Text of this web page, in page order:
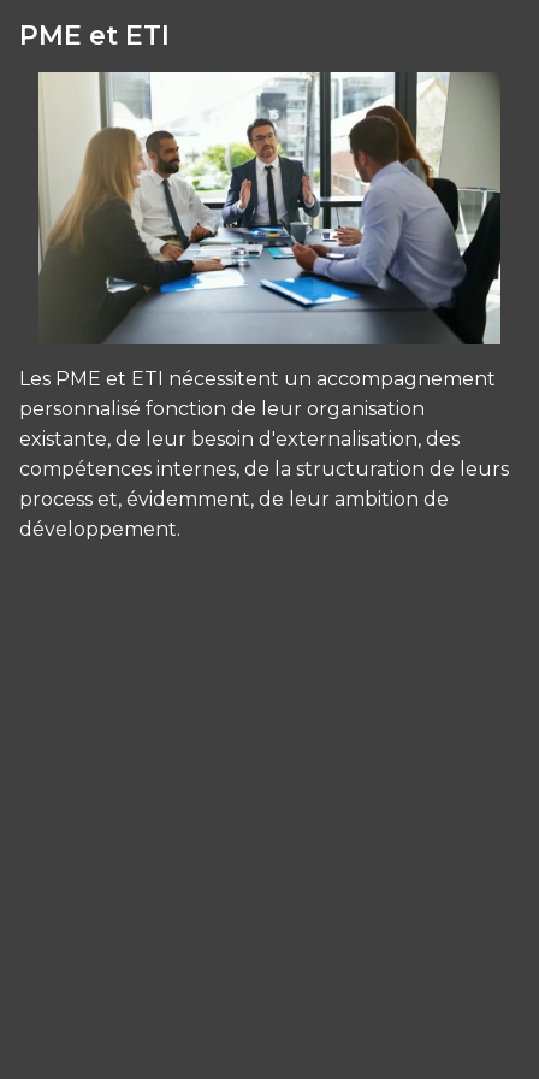
PME et ETI
Les PME et ETI nécessitent un accompagnement
personnalisé fonction de leur organisation
existante, de leur besoin d'externalisation, des
compétences internes, de la structuration de leurs
process et, évidemment, de leur ambition de
développement.